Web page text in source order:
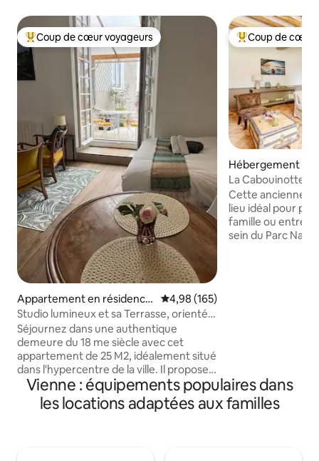
Coups de cœur voyageurs les plus appréciés
Coup de cœur voyageurs
Appartement en résidence
⋅ Poitiers
Évaluation moyenne sur la
4,98 (165)
Studio lumineux et sa Terrasse, orientée
Nord -est
Séjournez dans une authentique
demeure du 18 me siècle avec cet
appartement de 25 M2, idéalement situé
dans l'hypercentre de la ville. Il propose
une grande pièce lumineuse, avec un
coin cuisine, ainsi qu'une table à manger,
un espace nuit avec un lit double et un
Coups de cœur
Coup de cœur
Hébergement ⋅
int-Pierre
La Cabouinotte :
terrain clos
Cette ancienne
lieu idéal pour
famille ou entre
sein du Parc
Vienne : équipements populaires dans
les locations adaptées aux familles